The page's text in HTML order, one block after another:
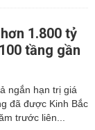
1.800 tỷ
tầng gần
đã được Kinh Bắc
trước liên...